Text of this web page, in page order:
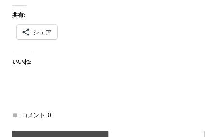
共有:
シェア
いいね:
コメント: 0